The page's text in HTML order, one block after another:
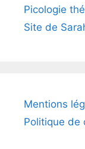
Picologie
Site de
Mentions
Politique de